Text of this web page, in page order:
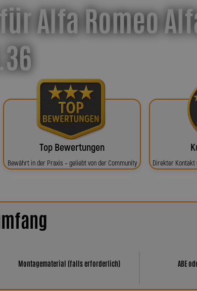
Alfa Romeo
Top Bewertungen
Bewährt in der Praxis – geliebt von der Community Direkter Kontakt
Montagematerial (falls erforderlich) ABE